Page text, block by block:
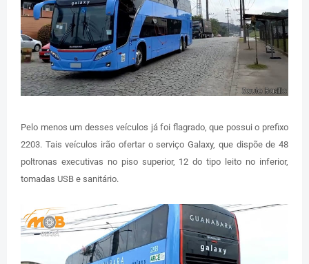
Pelo menos um desses veículos já foi flagrado, que possui o prefixo
2203. Tais veículos irão ofertar o serviço Galaxy, que dispõe de 48
poltronas executivas no piso superior, 12 do tipo leito no inferior,
tomadas USB e sanitário.